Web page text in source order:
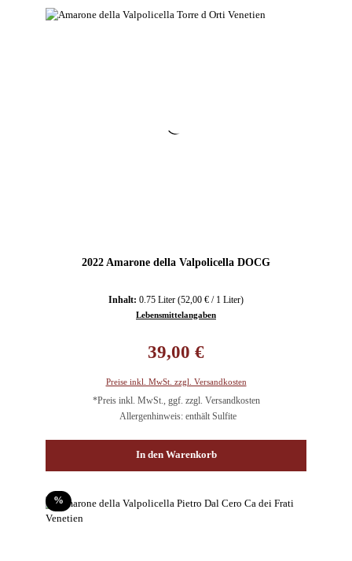
2022 Amarone della Valpolicella DOCG
Inhalt: 0.75 Liter (52,00 € / 1 Liter)
Lebensmittelangaben
39,00 €
Preise inkl. MwSt. zzgl. Versandkosten
*Preis inkl. MwSt., ggf. zzgl. Versandkosten
Allergenhinweis: enthält Sulfite
In den Warenkorb
%Rabatt